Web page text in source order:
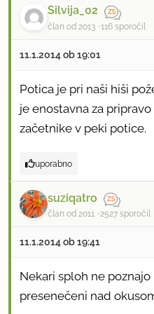
Silvija_02
član od 2013 116 sporočil
11.1.2014 ob 19:01
Potica je pri naši hiši
je enostavna za
začetnike v peki potice.
uporabno
suziqatro
član od 2011 2527 sporočil
11.1.2014 ob 19:41
Nekari sploh ne
presenečeni nad